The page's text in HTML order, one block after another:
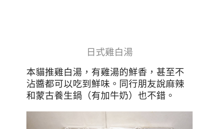
日式雞白湯
本貓推雞白湯，有雞湯的鮮香，甚至不
沾醬都可以吃到鮮味。同行朋友說麻辣
和蒙古養生鍋（有加牛奶）也不錯。